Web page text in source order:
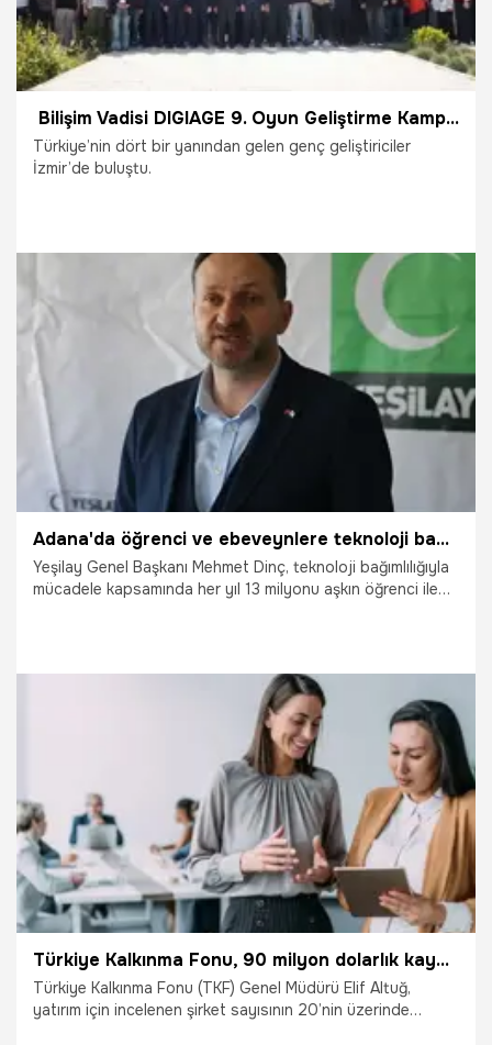
Bilişim Vadisi DIGIAGE 9. Oyun Geliştirme Kampı tamamlandı
Türkiye’nin dört bir yanından gelen genç geliştiriciler
İzmir’de buluştu.
Ekonomi
Adana'da öğrenci ve ebeveynlere teknoloji bağımlılığı eğitimi
Yeşilay Genel Başkanı Mehmet Dinç, teknoloji bağımlılığıyla
mücadele kapsamında her yıl 13 milyonu aşkın öğrenci ile
Türkiye Kalkınma Fonu, 90 milyon dolarlık kaynağı girişimcilik ekosistemine aktarmaya hazırlanıyor
Türkiye Kalkınma Fonu (TKF) Genel Müdürü Elif Altuğ,
yatırım için incelenen şirket sayısının 20’nin üzerinde